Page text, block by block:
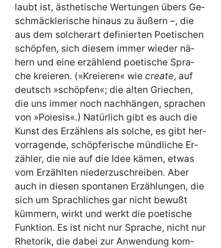
laubt ist, äs­the­ti­sche Wer­tun­gen übers Ge­
schmäck­le­ri­sche hin­aus zu äu­ßern –, die
aus dem sol­cher­art de­fi­nier­ten Poe­ti­schen
schöp­fen, sich die­sem im­mer wie­der nä­
hern und ei­ne er­zäh­lend poe­ti­sche Spra­
che kre­ieren. (»Kre­ieren« wie crea­te, auf
deutsch »schöp­fen«; die al­ten Grie­chen,
die uns im­mer noch nach­hän­gen, spra­chen
von »Poie­sis«.) Na­tür­lich gibt es auch die
Kunst des Er­zäh­lens als sol­che, es gibt her­
vor­ra­gen­de, schöp­fe­ri­sche münd­li­che Er­
zäh­ler, die nie auf die Idee kä­men, et­was
vom Er­zähl­ten nie­der­zu­schrei­ben. Aber
auch in die­sen spon­ta­nen Er­zäh­lun­gen, die
sich um Sprach­li­ches gar nicht be­wußt
küm­mern, wirkt und werkt die poe­ti­sche
Funk­ti­on. Es ist nicht nur Spra­che, nicht nur
Rhe­to­rik, die da­bei zur An­wen­dung kom­